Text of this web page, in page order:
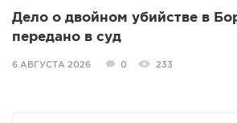
Дело о двойном убийстве в
передано в суд
6 АВГУСТА 2026 0 233